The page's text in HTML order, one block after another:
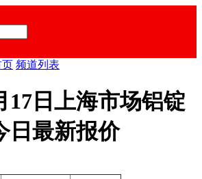
页 频道列表
17日上海市场铝锭
日最新报价